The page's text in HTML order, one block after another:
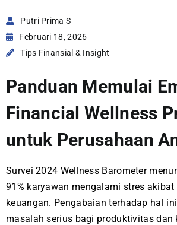
Putri Prima S
Februari 18, 2026
Tips Finansial & Insight
Panduan Memulai
Financial Wellness
untuk Perusahaan
Survei 2024 Wellness Barometer
91% karyawan mengalami stres
keuangan. Pengabaian terhadap hal
masalah serius bagi produktivitas dan